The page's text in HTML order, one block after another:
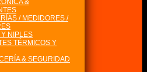
&
/ MEDIDORES /
Y NIPLES
TÉRMICOS Y
& SEGURIDAD